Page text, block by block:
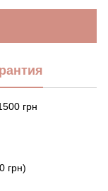
грн
грн)